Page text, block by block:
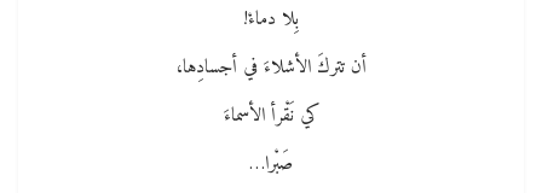
بِلا دماءْ!
أن تتركَ الأشلاءَ في أجسادِها،
كي نَقْرأ الأسماءَ
صَبْرا…